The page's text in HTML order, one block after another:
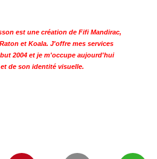
est une création de Fifi Mandirac,
et Koala. J'offre mes services
2004 et je m'occupe aujourd'hui
de son identité visuelle.